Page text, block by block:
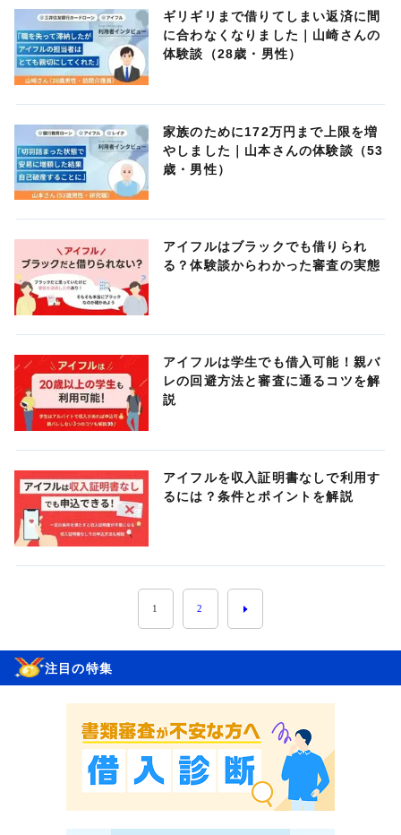
ギリギリまで借りてしまい返済に間
に合わなくなりました｜山崎さんの
体験談（28歳・男性）
家族のために172万円まで上限を増
やしました｜山本さんの体験談（53
歳・男性）
アイフルはブラックでも借りられ
る？体験談からわかった審査の実態
アイフルは学生でも借入可能！親バ
レの回避方法と審査に通るコツを解
説
アイフルを収入証明書なしで利用す
るには？条件とポイントを解説
1 2
注目の特集